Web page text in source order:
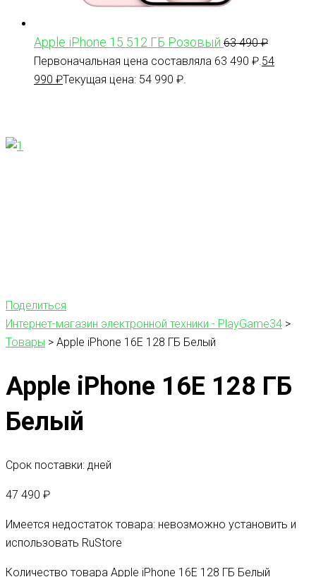
Apple iPhone 15 512 ГБ Розовый 63 490₽
Первоначальная цена составляла 63 490 ₽. 54
990 ₽Текущая цена: 54 990 ₽.
Поделиться
Интернет-магазин электронной техники - PlayGame34 >
Товары > Apple iPhone 16E 128 ГБ Белый
Apple iPhone 16E 128 ГБ
Белый
Срок поставки: дней
47 490 ₽
Имеется недостаток товара: невозможно установить и
использовать RuStore
Количество товара Apple iPhone 16E 128 ГБ Белый